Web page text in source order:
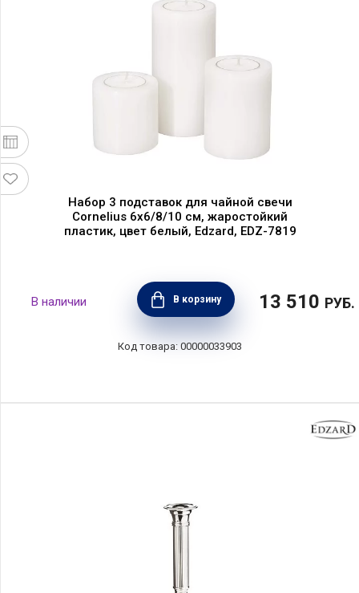
Набор 3 подставок для чайной свечи
Cornelius 6х6/8/10 см, жаростойкий
пластик, цвет белый, Edzard, EDZ-7819
В корзину 13 510 РУБ.
00000033903